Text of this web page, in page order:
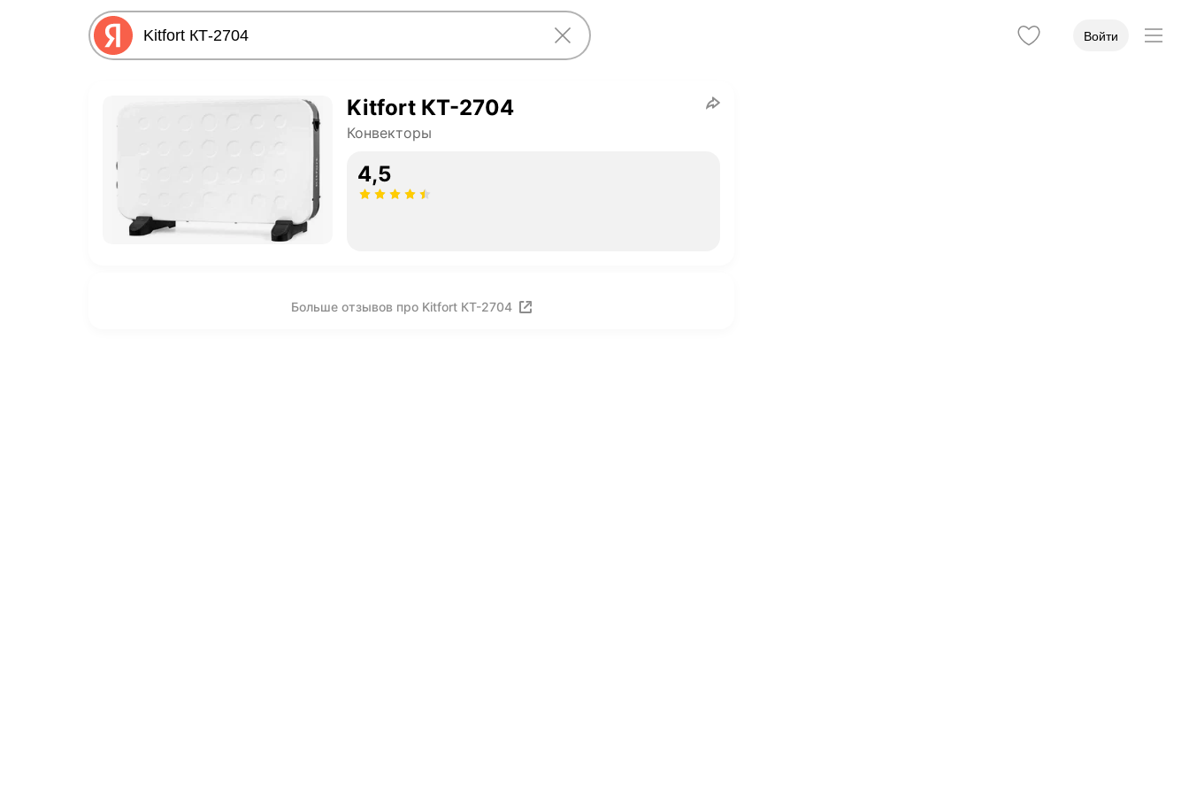
Войти
Kitfort КТ-2704
Конвекторы
4,5
Больше отзывов про Kitfort КТ-2704